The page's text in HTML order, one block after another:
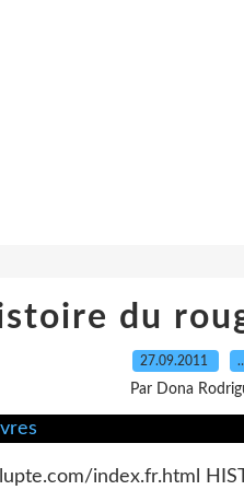
du
27.09.2011
Par Dona
index.fr.html